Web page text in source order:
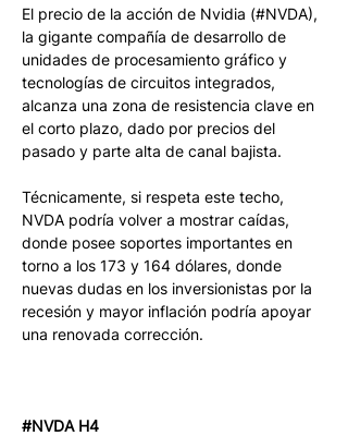
El precio de la acción de Nvidia (#NVDA),
la gigante compañía de desarrollo de
unidades de procesamiento gráfico y
tecnologías de circuitos integrados,
alcanza una zona de resistencia clave en
el corto plazo, dado por precios del
pasado y parte alta de canal bajista.
Técnicamente, si respeta este techo,
NVDA podría volver a mostrar caídas,
donde posee soportes importantes en
torno a los 173 y 164 dólares, donde
nuevas dudas en los inversionistas por la
recesión y mayor inflación podría apoyar
una renovada corrección.
#NVDA H4